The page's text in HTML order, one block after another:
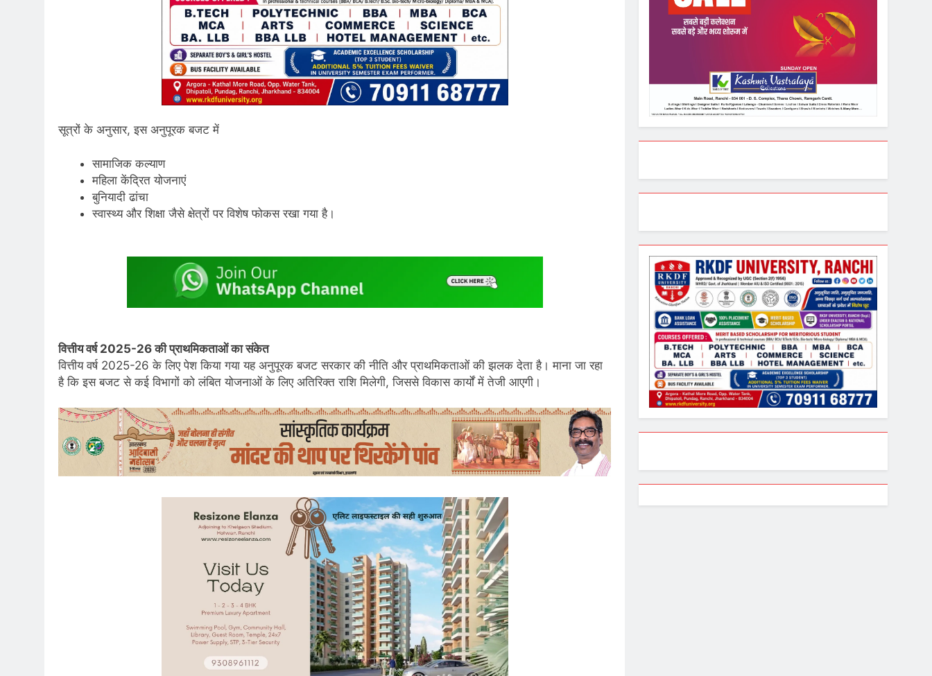
सूत्रों के अनुसार, इस अनुपूरक बजट में
सामाजिक कल्याण
महिला केंद्रित योजनाएं
बुनियादी ढांचा
स्वास्थ्य और शिक्षा जैसे क्षेत्रों पर विशेष फोकस रखा गया है।
वित्तीय वर्ष 2025-26 की प्राथमिकताओं का संकेत
वित्तीय वर्ष 2025-26 के लिए पेश किया गया यह अनुपूरक बजट सरकार की नीति और प्राथमिकताओं की झलक देता है। माना जा रहा
है कि इस बजट से कई विभागों को लंबित योजनाओं के लिए अतिरिक्त राशि मिलेगी, जिससे विकास कार्यों में तेजी आएगी।